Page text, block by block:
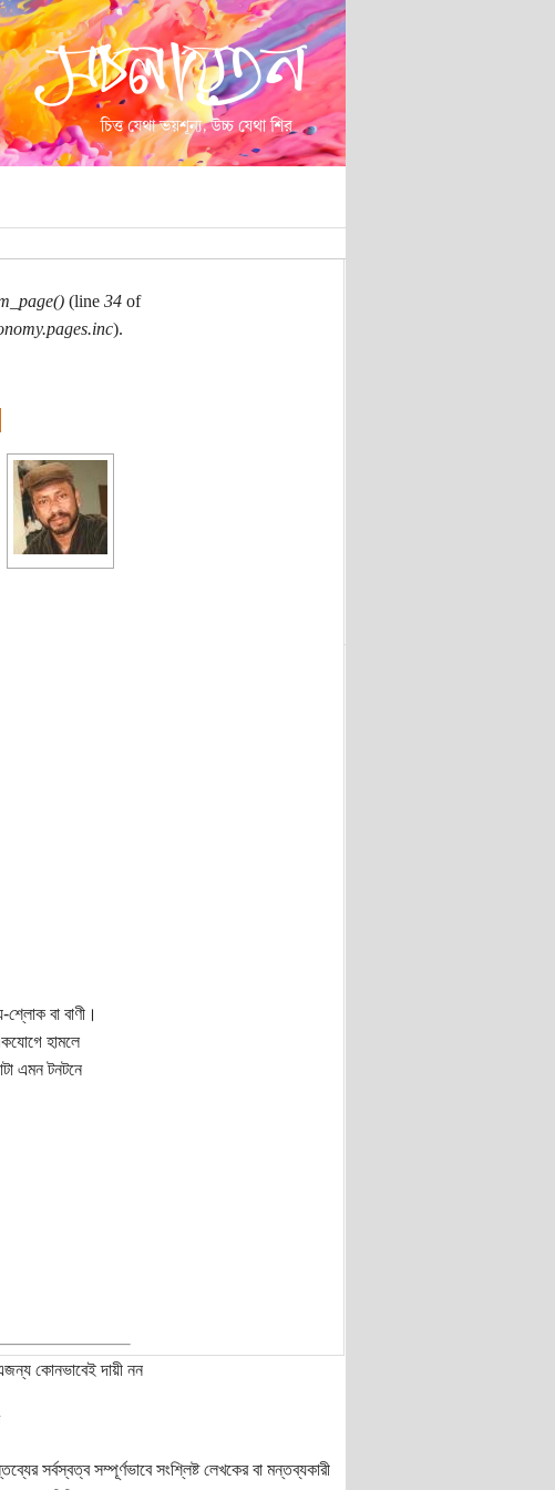
(line 34of
).
শ্লোক বা বাণী।
হামলে
এমন টনটনে
কোনভাবেই দায়ী নন
সর্বস্বত্ব সম্পূর্ণভাবে সংশ্লিষ্ট লেখকের বা মন্তব্যকারী